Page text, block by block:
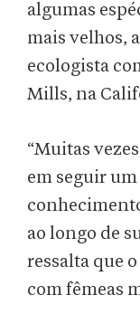
algumas
mais velhos,
ecologista
Mills, na
“Muitas
em seguir
ao longo de
ressalta que
com fêmeas